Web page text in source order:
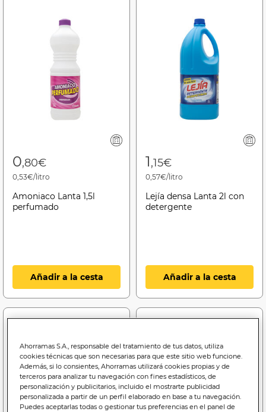
0,80€
0,53€/litro
Amoniaco Lanta 1,5l
perfumado
Añadir a la cesta
1,15€
0,57€/litro
Lejía densa Lanta 2l con
detergente
Añadir a la cesta
Ahorramas S.A., responsable del tratamiento de tus datos, utiliza
cookies técnicas que son necesarias para que este sitio web funcione.
Además, si lo consientes, Ahorramas utilizará cookies propias y de
terceros para analizar tu navegación con fines estadísticos, de
personalización y publicitarios, incluido el mostrarte publicidad
personalizada a partir de un perfil elaborado en base a tu navegación.
Puedes aceptarlas todas o gestionar tus preferencias en el panel de